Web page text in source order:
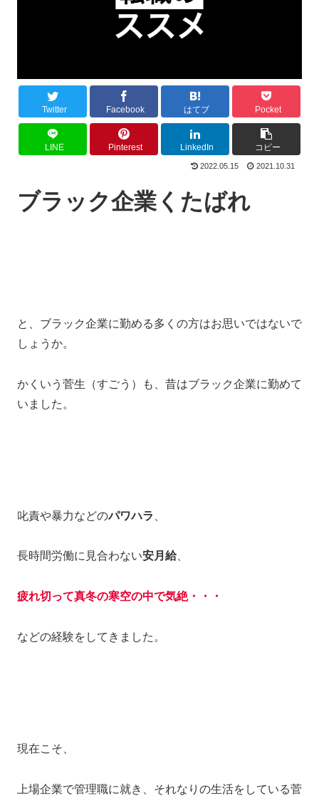
Twitter Facebook はてブ Pocket
LINE Pinterest LinkedIn コピー
2022.05.15 2021.10.31
ブラック企業くたばれ
と、ブラック企業に勤める多くの方はお思いではないで
しょうか。
かくいう菅生（すごう）も、昔はブラック企業に勤めて
いました。
叱責や暴力などのパワハラ
長時間労働に見合わない安月給、
疲れ切って真冬の寒空の中で気絶・・・
などの経験をしてきました。
現在こそ、
上場企業で管理職に就き、それなりの生活をしている菅